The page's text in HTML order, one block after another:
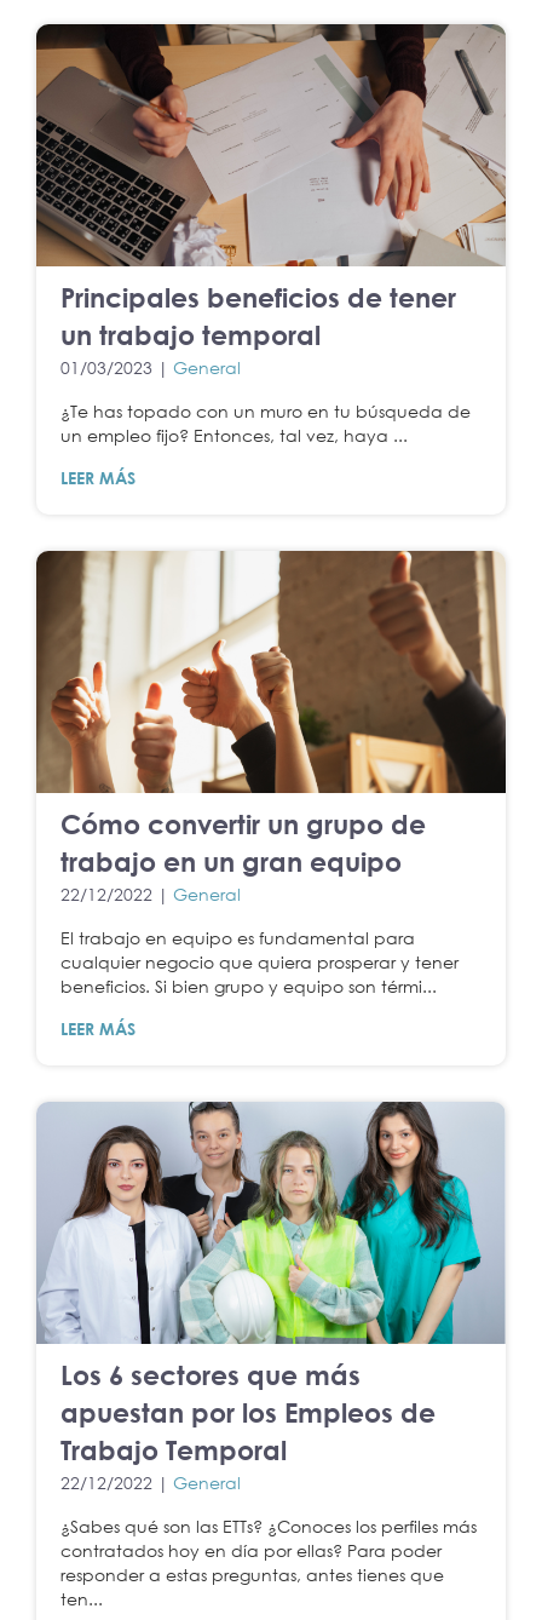
Principales beneficios de tener
un trabajo temporal
01/03/2023 | General
¿Te has topado con un muro en tu búsqueda de
un empleo fijo? Entonces, tal vez, haya ...
LEER MÁS
Cómo convertir un grupo de
trabajo en un gran equipo
22/12/2022 | General
El trabajo en equipo es fundamental para
cualquier negocio que quiera prosperar y tener
beneficios. Si bien grupo y equipo son térmi...
LEER MÁS
Los 6 sectores que más
apuestan por los Empleos de
Trabajo Temporal
22/12/2022 | General
¿Sabes qué son las ETTs? ¿Conoces los perfiles más
contratados hoy en día por ellas? Para poder
responder a estas preguntas, antes tienes que
ten...